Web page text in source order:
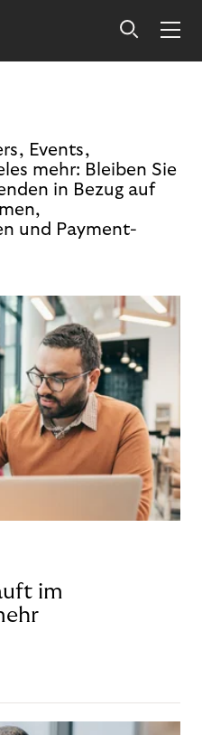
Events,
mehr: Bleiben Sie
in Bezug auf
und Payment-
im